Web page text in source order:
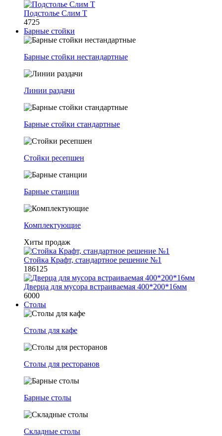
Подстолье Слим Т
4725
Барные стойки
Барные стойки нестандартные
Линии раздачи
Барные стойки стандартные
Стойки ресепшен
Барные станции
Комплектующие
Хиты продаж
Стойка Крафт, стандартное решение №1
186125
Дверца для мусора встраиваемая 400*200*16мм
6000
Столы
Столы для кафе
Столы для ресторанов
Барные столы
Складные столы